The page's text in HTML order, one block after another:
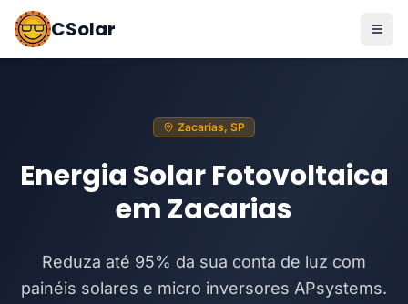
CSolar
Zacarias, SP
Energia Solar Fotovoltaica
em Zacarias
Reduza até 95% da sua conta de luz com
painéis solares e micro inversores APsystems.